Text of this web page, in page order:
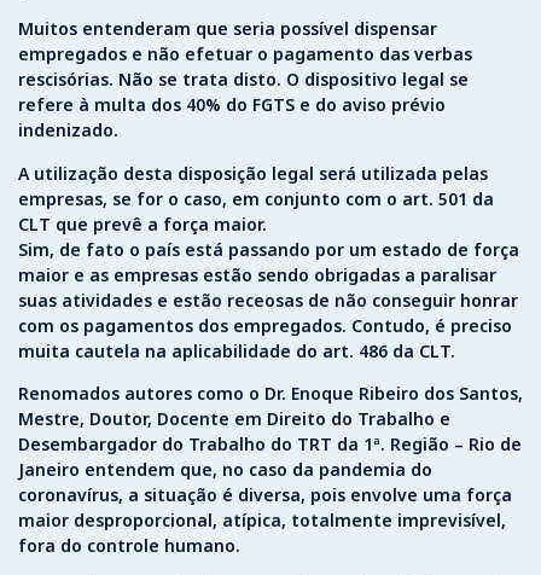
Muitos entenderam que seria possível dispensar
empregados e não efetuar o pagamento das verbas
rescisórias. Não se trata disto. O dispositivo legal se
refere à multa dos 40% do FGTS e do aviso prévio
indenizado.
A utilização desta disposição legal será utilizada pelas
empresas, se for o caso, em conjunto com o art. 501 da
CLT que prevê a força maior.
Sim, de fato o país está passando por um estado de força
maior e as empresas estão sendo obrigadas a paralisar
suas atividades e estão receosas de não conseguir honrar
com os pagamentos dos empregados. Contudo, é preciso
muita cautela na aplicabilidade do art. 486 da CLT.
Renomados autores como o Dr. Enoque Ribeiro dos Santos,
Mestre, Doutor, Docente em Direito do Trabalho e
Desembargador do Trabalho do TRT da 1ª. Região – Rio de
Janeiro entendem que, no caso da pandemia do
coronavírus, a situação é diversa, pois envolve uma força
maior desproporcional, atípica, totalmente imprevisível,
fora do controle humano.